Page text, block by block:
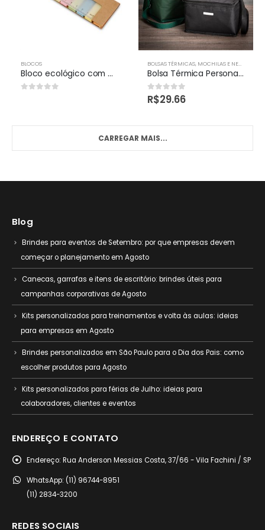
BLOCOS
Bloco ecológico com post it personalizados
BOLSAS TÉRMICAS, MOCHILAS E NECESSAIRES
Bolsa Térmica Personalizada
0out of 5
R$29.66
CARREGAR MAIS...
Blog
Brindes para eventos de Setembro: por que empresas devem
começar o planejamento em Agosto
Canecas, garrafas e itens de escritório: brindes úteis para
campanhas corporativas de Agosto
Kits personalizados para treinamentos e volta às aulas: ideias
para empresas em Agosto
Brindes personalizados em São Paulo para o Dia dos Pais: como
escolher produtos para Agosto
Kits personalizados para férias de Julho: ideias para
colaboradores, clientes e eventos
ENDEREÇO E CONTATO
Endereço: Rua Anderson Messias Costa, 37/66 - Vila Fachini / SP
WhatsApp: (11) 96744-8951
(11) 2834-3200
REDES SOCIAIS